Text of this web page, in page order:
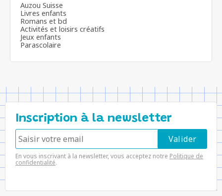
Auzou Suisse
Livres enfants
Romans et bd
Activités et loisirs créatifs
Jeux enfants
Parascolaire
Inscription à la newsletter
En vous inscrivant à la newsletter, vous acceptez notre Politique de
confidentialité.